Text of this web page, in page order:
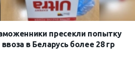
пресекли попытку
в Беларусь более 28 гр